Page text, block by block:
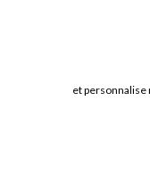
et personnalise